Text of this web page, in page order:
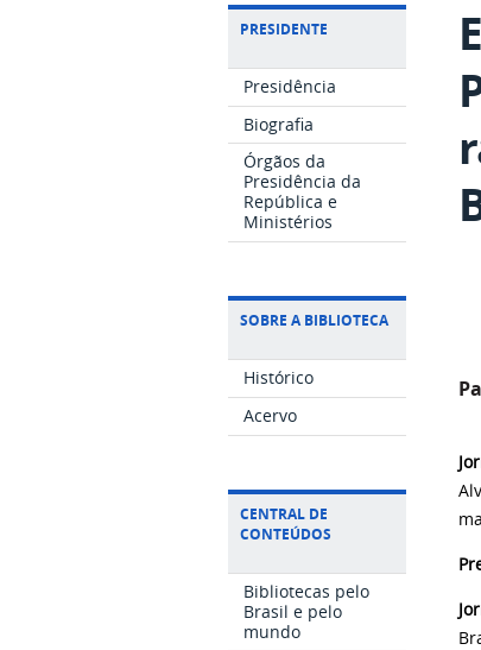
PRESIDENTE
Presidência
Biografia
Órgãos da
Presidência da
República e
Ministérios
SOBRE A BIBLIOTECA
Histórico
Acervo
CENTRAL DE
CONTEÚDOS
Bibliotecas pelo
Brasil e pelo
mundo